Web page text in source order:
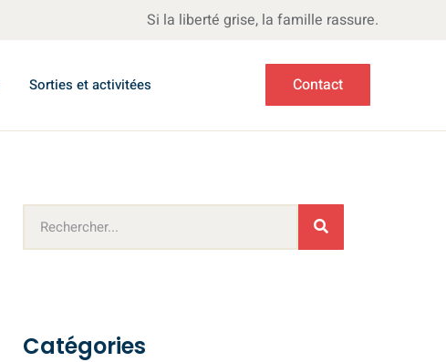
Si la liberté grise, la famille rassure.
Sorties et activitées Contact
Catégories